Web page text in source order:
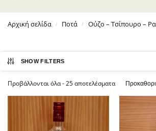
Αρχική σελίδα / Ποτά / Ούζο – Τσίπουρο –
SHOW FILTERS
Προβάλλονται όλα - 25 αποτελέσματα